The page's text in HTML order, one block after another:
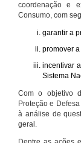
coordenação e
Consumo, com
garantir a
promover
incentivar
Sistema
Com o objetivo
Proteção e
à análise de
geral.